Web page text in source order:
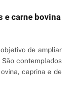
e carne bovina
de ampliar
contemplados
caprina e de